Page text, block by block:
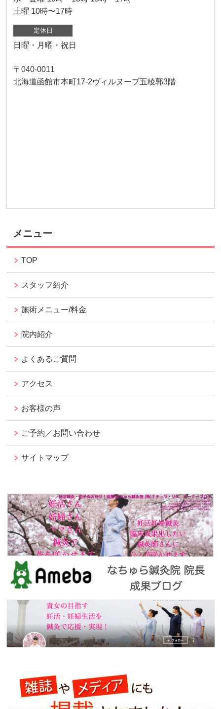
土曜 10時〜17時
定休日
日曜・月曜・祝日
〒040-0011
北海道函館市本町17-2ヴィルヌーブ五稜郭3階
メニュー
TOP
スタッフ紹介
施術メニュー/料金
院内紹介
よくあるご質問
アクセス
お客様の声
ご予約／お問い合わせ
サイトマップ